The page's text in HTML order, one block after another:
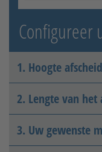
Configureer
1. Hoogte
Hoogte
2. Lengte van
Lengte
3. Uw gewenste